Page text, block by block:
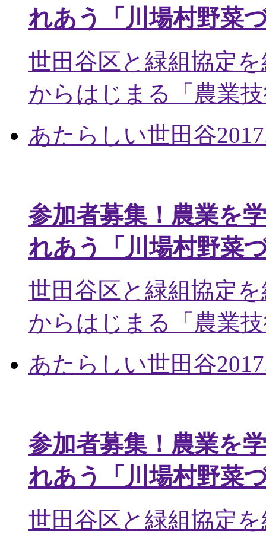
れあう「川場村野菜
世田谷区と緑組協定
からはじまる「農業
あたらしい世田谷
参加者募集！農業を
れあう「川場村野菜
世田谷区と緑組協定
からはじまる「農業
あたらしい世田谷
参加者募集！農業を
れあう「川場村野菜
世田谷区と緑組協定